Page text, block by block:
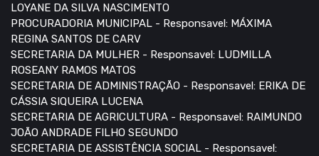
LOYANE DA SILVA NASCIMENTO
PROCURADORIA MUNICIPAL - Responsavel: MÁXIMA
REGINA SANTOS DE CARV
SECRETARIA DA MULHER - Responsavel: LUDMILLA
ROSEANY RAMOS MATOS
SECRETARIA DE ADMINISTRAÇÃO - Responsavel: ERIKA DE
CÁSSIA SIQUEIRA LUCENA
SECRETARIA DE AGRICULTURA - Responsavel: RAIMUNDO
JOÃO ANDRADE FILHO SEGUNDO
SECRETARIA DE ASSISTÊNCIA SOCIAL - Responsavel: